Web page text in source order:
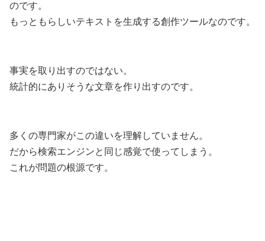
のです。
もっともらしいテキストを生成する創作ツールなのです。
事実を取り出すのではない。
統計的にありそうな文章を作り出すのです。
多くの専門家がこの違いを理解していません。
だから検索エンジンと同じ感覚で使ってしまう。
これが問題の根源です。